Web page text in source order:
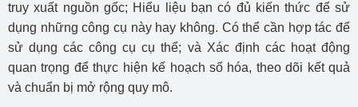
truy xuất nguồn gốc; Hiểu liệu bạn có đủ kiến thức để sử
dụng những công cụ này hay không. Có thể cần hợp tác để
sử dụng các công cụ cụ thể; và Xác định các hoạt động
quan trọng để thực hiện kế hoạch số hóa, theo dõi kết quả
và chuẩn bị mở rộng quy mô.